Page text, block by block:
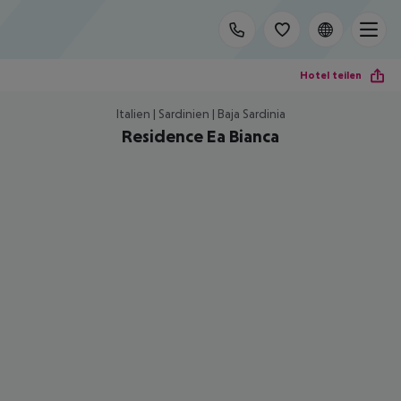
Hotel teilen
Italien | Sardinien | Baja Sardinia
Residence Ea Bianca